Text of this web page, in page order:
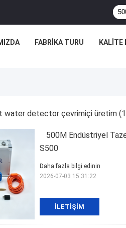
FABRIKA TURU KALITE
water detector çevrimiçi üretim
500M Endüstriyel
S500
İLETIŞIM
Daha fazla bilgi edinin
2026-07-03 15:31:22